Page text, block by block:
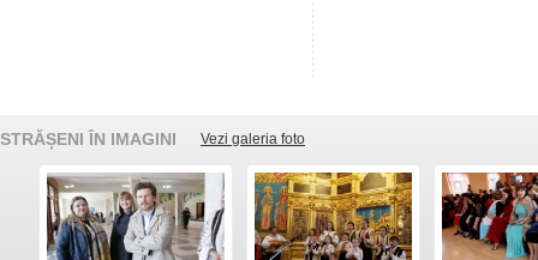
STRĂȘENI ÎN IMAGINI Vezi galeria foto